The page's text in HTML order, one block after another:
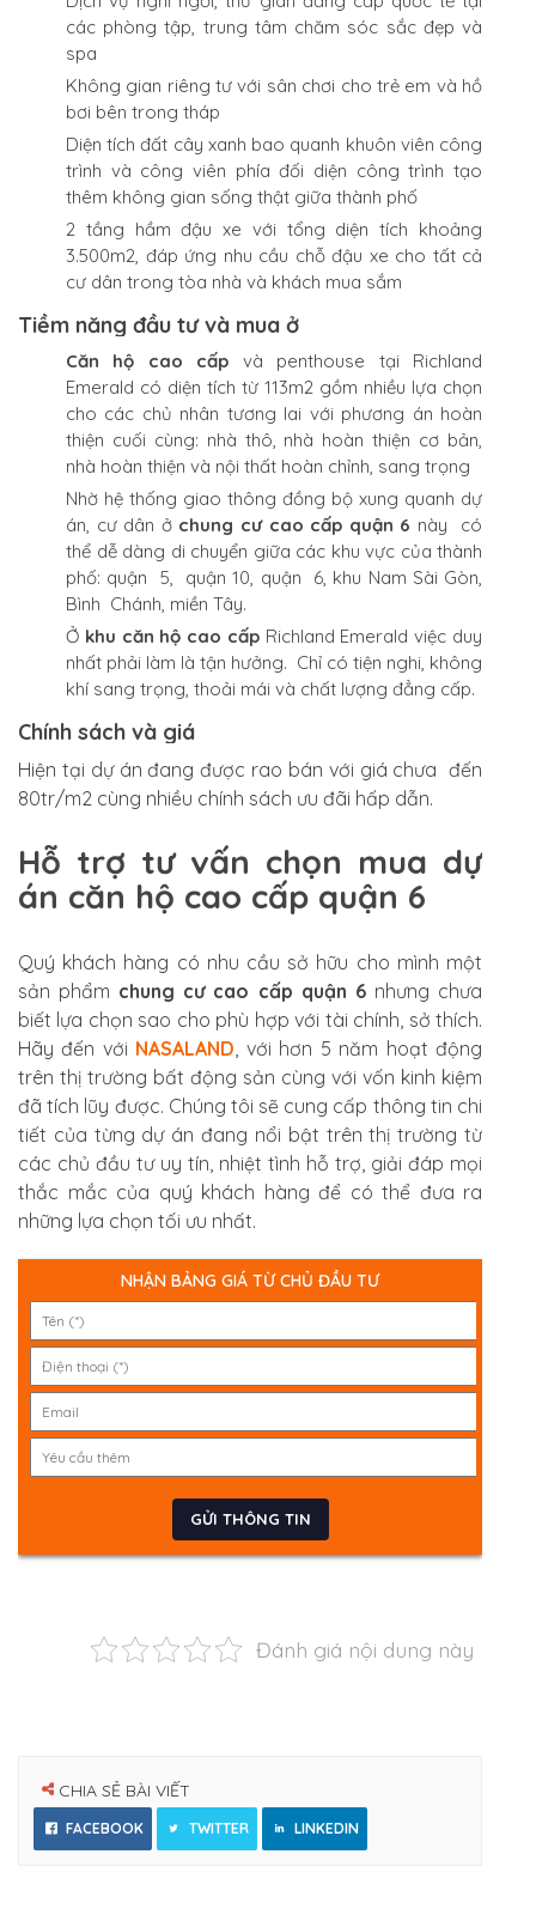
các phòng tập, trung tâm chăm sóc sắc đẹp và
spa
Không gian riêng tư với sân chơi cho trẻ em và hồ
bơi bên trong tháp
Diện tích đất cây xanh bao quanh khuôn viên công
trình và công viên phía đối diện công trình tạo
thêm không gian sống thật giữa thành phố
2 tầng hầm đậu xe với tổng diện tích khoảng
3.500m2, đáp ứng nhu cầu chỗ đậu xe cho tất cả
cư dân trong tòa nhà và khách mua sắm
Tiềm năng đầu tư và mua ở
Căn hộ cao cấp và penthouse tại Richland
Emerald có diện tích từ 113m2 gồm nhiều lựa chọn
cho các chủ nhân tương lai với phương án hoàn
thiện cuối cùng: nhà thô, nhà hoàn thiện cơ bản,
nhà hoàn thiện và nội thất hoàn chỉnh, sang trọng
Nhờ hệ thống giao thông đồng bộ xung quanh dự
án, cư dân ở chung cư cao cấp quận 6 này có
thể dễ dàng di chuyển giữa các khu vực của thành
phố: quận 5, quận 10, quận 6, khu Nam Sài Gòn,
Bình Chánh, miền Tây.
Ở khu căn hộ cao cấpRichland Emerald việc duy
nhất phải làm là tận hưởng. Chỉ có tiện nghi, không
khí sang trọng, thoải mái và chất lượng đẳng cấp.
Chính sách và giá
Hiện tại dự án đang được rao bán với giá chưa đến
80tr/m2 cùng nhiều chính sách ưu đãi hấp dẫn.
Hỗ trợ tư vấn chọn mua dự
án căn hộ cao cấp quận 6
Quý khách hàng có nhu cầu sở hữu cho mình một
sản phẩm chung cư cao cấp quận 6nhưng chưa
biết lựa chọn sao cho phù hợp với tài chính, sở thích.
Hãy đến với NASALAND , với hơn 5 năm hoạt động
trên thị trường bất động sản cùng với vốn kinh kiệm
đã tích lũy được. Chúng tôi sẽ cung cấp thông tin chi
tiết của từng dự án đang nổi bật trên thị trường từ
các chủ đầu tư uy tín, nhiệt tình hỗ trợ, giải đáp mọi
thắc mắc của quý khách hàng để có thể đưa ra
những lựa chọn tối ưu nhất.
NHẬN BẢNG GIÁ TỪ CHỦ ĐẦU TƯ
Đánh giá nội dung này
CHIA SẺ BÀI VIẾT
FACEBOOK TWITTER LINKEDIN